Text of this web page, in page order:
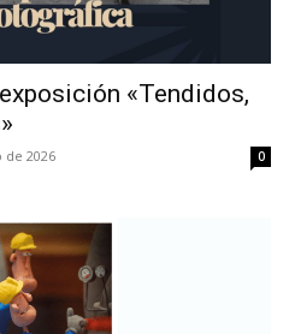
«Tendidos,
de 2026 0